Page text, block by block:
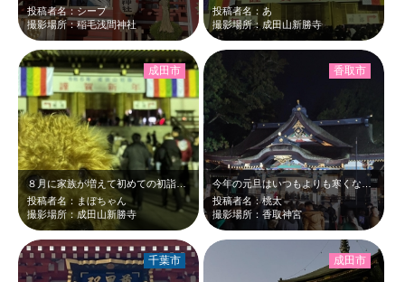
投稿者名：シープ
撮影場所：稲毛浅間神社
投稿者名：あ
撮影場所：成田山新勝寺
８月に家族が増えて初めての初詣です。
投稿者名：まぼちゃん
撮影場所：成田山新勝寺
成田市
今年の元旦はいつもよりも寒くなく、人で賑わっていました。甘酒を飲みながら初詣ま…
投稿者名：桃太
撮影場所：香取神宮
香取市
千葉市 成田市